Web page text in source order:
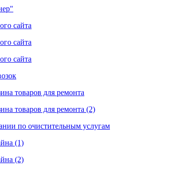
сайта
сайта
сайта
товаров для ремонта
товаров для ремонта (2)
по очистительным услугам
(1)
(2)